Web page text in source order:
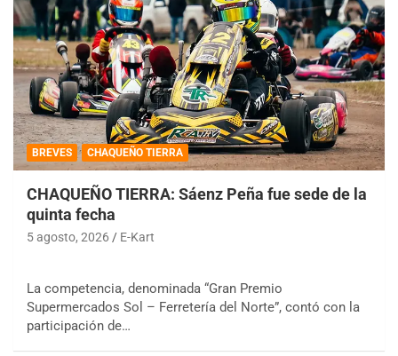
BREVES CHAQUEÑO TIERRA
CHAQUEÑO TIERRA: Sáenz Peña fue sede de la
quinta fecha
5 agosto, 2026 E-Kart
La competencia, denominada “Gran Premio
Supermercados Sol – Ferretería del Norte”, contó con la
participación de…